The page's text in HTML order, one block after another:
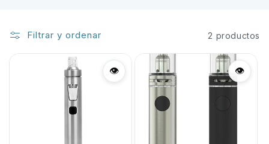
i
ó
Filtrar y ordenar 2 productos
👁 👁